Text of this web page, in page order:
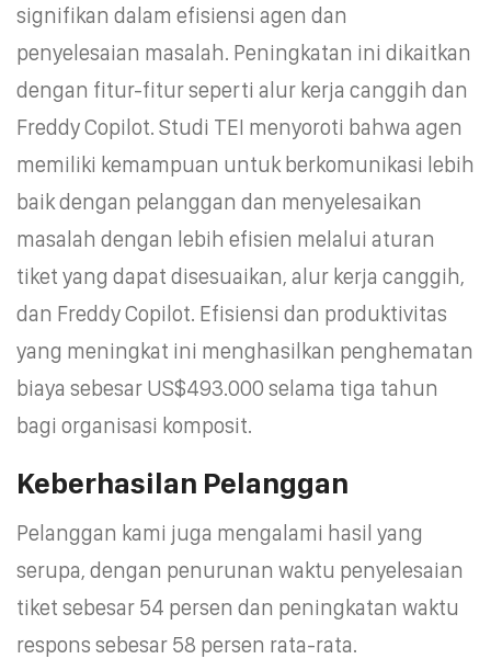
signifikan dalam efisiensi agen dan
penyelesaian masalah. Peningkatan ini dikaitkan
dengan fitur-fitur seperti alur kerja canggih dan
Freddy Copilot. Studi TEI menyoroti bahwa agen
memiliki kemampuan untuk berkomunikasi lebih
baik dengan pelanggan dan menyelesaikan
masalah dengan lebih efisien melalui aturan
tiket yang dapat disesuaikan, alur kerja canggih,
dan Freddy Copilot. Efisiensi dan produktivitas
yang meningkat ini menghasilkan penghematan
biaya sebesar US$493.000 selama tiga tahun
bagi organisasi komposit.
Keberhasilan Pelanggan
Pelanggan kami juga mengalami hasil yang
serupa, dengan penurunan waktu penyelesaian
tiket sebesar 54 persen dan peningkatan waktu
respons sebesar 58 persen rata-rata.